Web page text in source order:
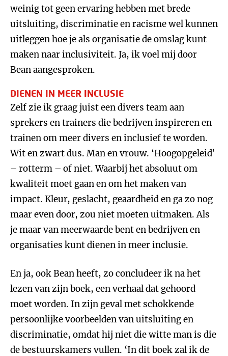
weinig tot geen ervaring hebben met brede
uitsluiting, discriminatie en racisme wel kunnen
uitleggen hoe je als organisatie de omslag kunt
maken naar inclusiviteit. Ja, ik voel mij door
Bean aangesproken.
DIENEN IN MEER INCLUSIE
Zelf zie ik graag juist een divers team aan
sprekers en trainers die bedrijven inspireren en
trainen om meer divers en inclusief te worden.
Wit en zwart dus. Man en vrouw. ‘Hoogopgeleid’
– rotterm – of niet. Waarbij het absoluut om
kwaliteit moet gaan en om het maken van
impact. Kleur, geslacht, geaardheid en ga zo nog
maar even door, zou niet moeten uitmaken. Als
je maar van meerwaarde bent en bedrijven en
organisaties kunt dienen in meer inclusie.
En ja, ook Bean heeft, zo concludeer ik na het
lezen van zijn boek, een verhaal dat gehoord
moet worden. In zijn geval met schokkende
persoonlijke voorbeelden van uitsluiting en
discriminatie, omdat hij niet die witte man is die
de bestuurskamers vullen. ‘In dit boek zal ik de